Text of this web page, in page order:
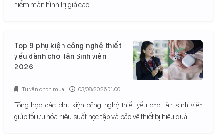
hiểm màn hình trị giá cao.
Top 9 phụ kiện công nghệ thiết
yếu dành cho Tân Sinh viên
2026
Tổng hợp các phụ kiện công nghệ thiết yếu cho tân sinh viên
giúp tối ưu hóa hiệu suất học tập và bảo vệ thiết bị hiệu quả.
Tư vấn chọn mua 03/08/2026 01:00